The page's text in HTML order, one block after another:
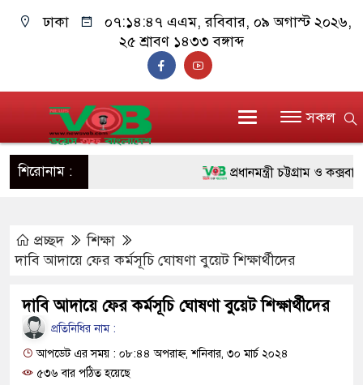
ঢাকা ০৭:১৪:৪৮ এএম, রবিবার, ০৯ অগাস্ট ২০২৬,
২৫ শ্রাবণ ১৪৩৩ বঙ্গাব্দ
সকল
শিরোনাম : প্রধানমন্ত্রী চট্টগ্রাম ও
দাঁড়াবে : ডা. জুবাইদা রহমান
ফ্যাসিবাদবিরোধী আন্দোলনে
প্রচ্ছদ
শিক্ষা
দাবি আদায়ে ফের কর্মসূচি ঘোষণা বুয়েট শিক্ষার্থীদের
দাবি আদায়ে ফের কর্মসূচি ঘোষণা বুয়েট শিক্ষার্থীদের
প্রতিনিধির নাম :
আপডেট এর সময় : ০৮:৪৪ অপরাহ্ন, শনিবার, ৩০ মার্চ ২০২৪
৫৩৬ বার পঠিত হয়েছে